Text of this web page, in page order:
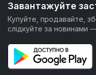
Завантажуйте
Купуйте, продавайте,
слідкуйте за новинами